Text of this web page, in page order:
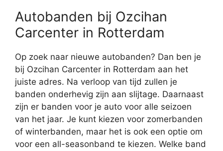
Autobanden bij Ozcihan
Carcenter in Rotterdam
Op zoek naar nieuwe autobanden? Dan ben je
bij Ozcihan Carcenter in Rotterdam aan het
juiste adres. Na verloop van tijd zullen je
banden onderhevig zijn aan slijtage. Daarnaast
zijn er banden voor je auto voor alle seizoen
van het jaar. Je kunt kiezen voor zomerbanden
of winterbanden, maar het is ook een optie om
voor een all-seasonband te kiezen. Welke band